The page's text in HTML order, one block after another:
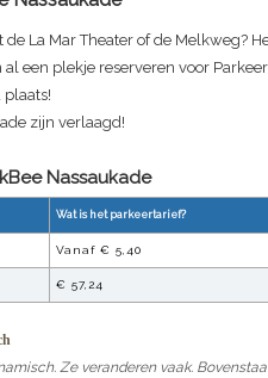
La Mar Theater of de Melkweg?
al een plekje reserveren voor
plaats!
zijn verlaagd!
Nassaukade
Wat is het parkeertarief?
Vanaf € 5,40
€ 57,24
Ze veranderen vaak.